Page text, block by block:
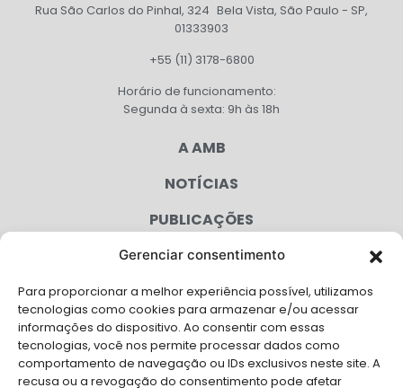
Gerenciar consentimento
Para proporcionar a melhor experiência possível, utilizamos
tecnologias como cookies para armazenar e/ou acessar
informações do dispositivo. Ao consentir com essas
tecnologias, você nos permite processar dados como
comportamento de navegação ou IDs exclusivos neste site. A
recusa ou a revogação do consentimento pode afetar
Rua São Carlos do Pinhal, 324 Bela Vista, São Paulo - SP,
01333903
+55 (11) 3178-6800
Horário de funcionamento:
Segunda à sexta: 9h às 18h
A AMB
NOTÍCIAS
PUBLICAÇÕES
CONGRESSO
AGENDA
CAMPANHAS
SERVIÇOS